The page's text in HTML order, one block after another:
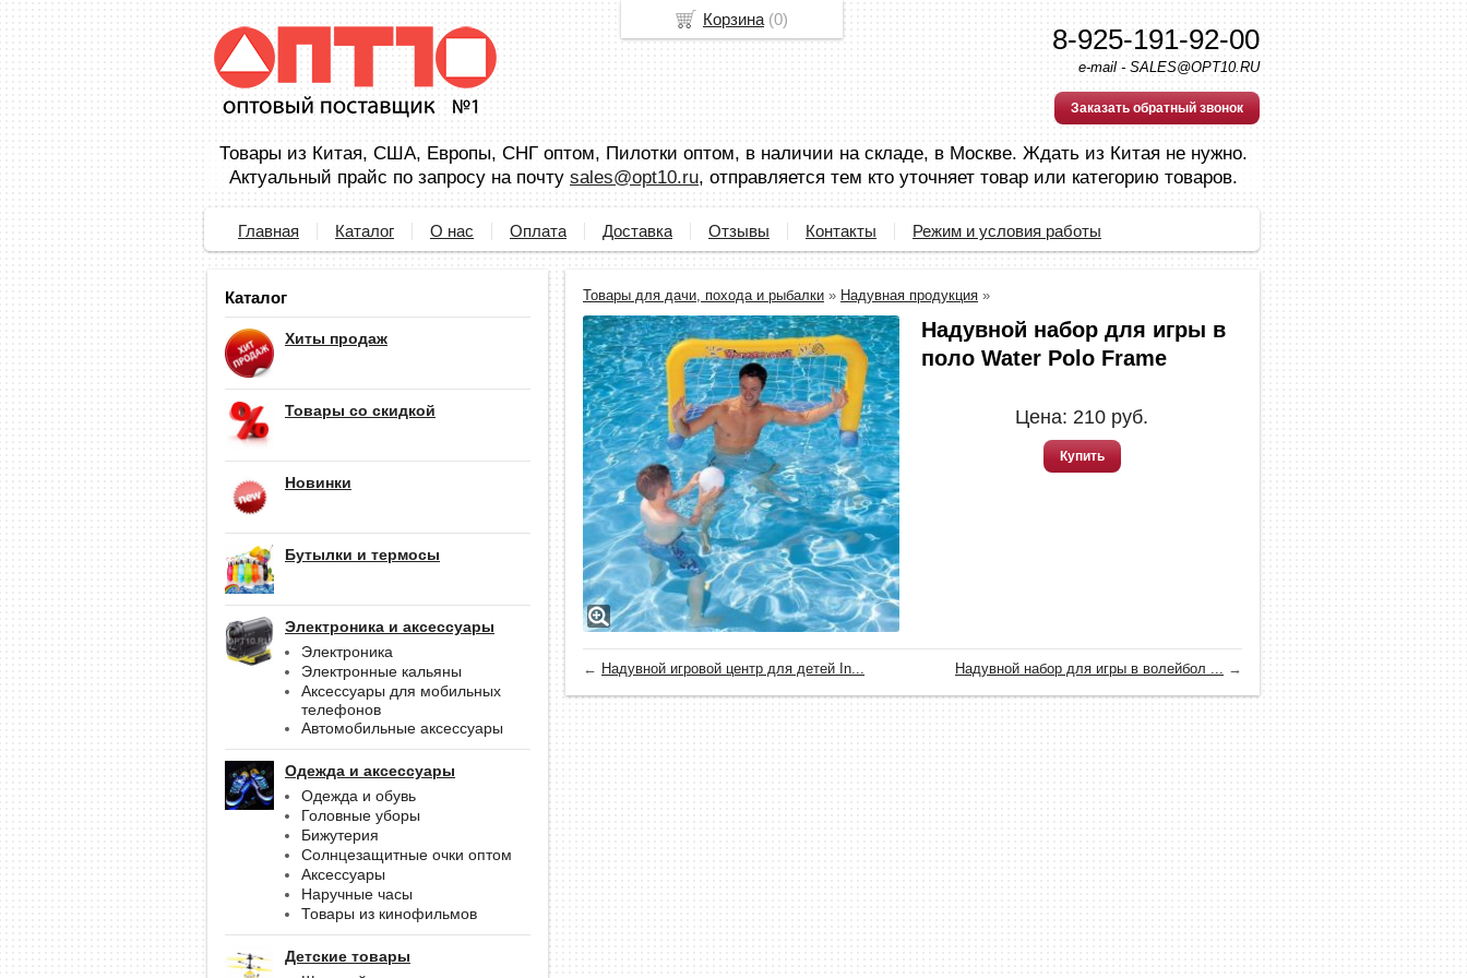
8-925-191-92-00
e-mail - SALES@OPT10.RU
Заказать обратный звонок
Товары из Китая, США, Европы, СНГ оптом, Пилотки оптом, в наличии на складе, в Москве. Ждать из Китая не нужно.
Актуальный прайс по запросу на почту sales@opt10.ru, отправляется тем кто уточняет товар или категорию товаров.
Главная Каталог О нас Оплата Доставка Отзывы Контакты Режим и условия работы
Каталог
Хиты продаж
Товары со скидкой
Новинки
Бутылки и термосы
Электроника и аксессуары
Электроника
Электронные кальяны
Аксессуары для мобильных
телефонов
Автомобильные аксессуары
Одежда и аксессуары
Одежда и обувь
Головные уборы
Бижутерия
Солнцезащитные очки оптом
Аксессуары
Наручные часы
Товары из кинофильмов
Детские товары
Товары для дачи, похода и рыбалки » Надувная продукция »
Надувной набор для игры в
поло Water Polo Frame
Цена: 210 руб.
Купить
← Надувной игровой центр для детей In... Надувной набор для игры в волейбол ... →
Корзина (0)